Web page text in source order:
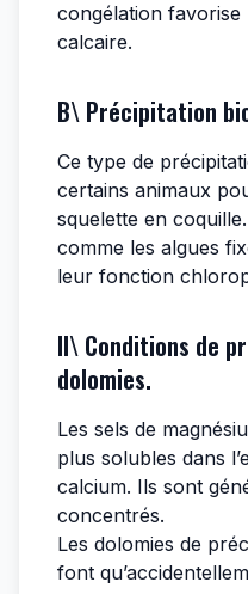
congélation favorise
calcaire.
B\ Précipitation
Ce type de
certains animaux
squelette en
comme les algues
leur fonction
II\ Conditions de
dolomies.
Les sels de
plus solubles dans
calcium. Ils sont
concentrés.
Les dolomies de
font